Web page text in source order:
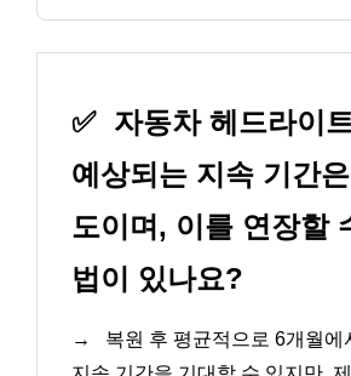
✅ 자동차 헤드라이
예상되는 지속 기간
도이며, 이를 연장할
법이 있나요?
→
복원 후 평균적으로 6개월에